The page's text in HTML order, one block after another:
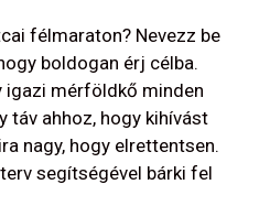
félmaraton? Nevezz be
boldogan érj célba.
mérföldkő minden
táv ahhoz, hogy kihívást
nagy, hogy elrettentsen.
segítségével bárki fel